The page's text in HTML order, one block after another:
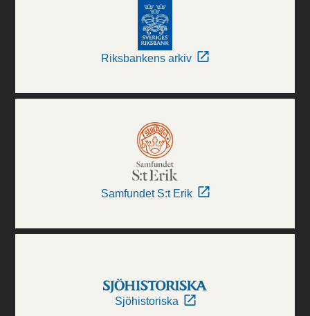
Riksbankens arkiv
Samfundet S:t Erik
Sjöhistoriska